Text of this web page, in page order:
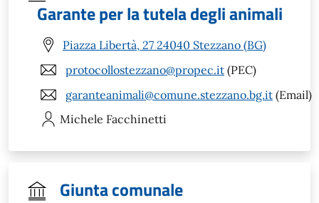
Garante per la tutela degli animali
Piazza Libertà, 27 24040 Stezzano (BG)
protocollostezzano@propec.it (PEC)
garanteanimali@comune.stezzano.bg.it (Email)
Michele Facchinetti
Giunta comunale